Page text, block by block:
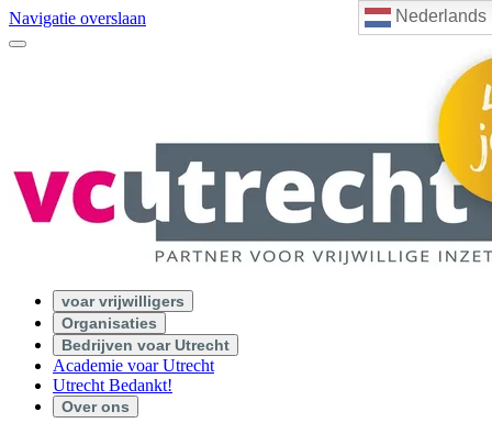
Nederlands
Navigatie overslaan
voar vrijwilligers
Organisaties
Bedrijven voar Utrecht
Academie voar Utrecht
Utrecht Bedankt!
Over ons